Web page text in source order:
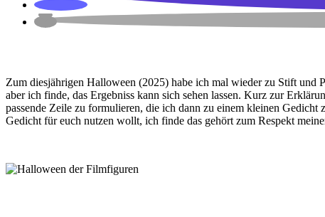
Zum diesjährigen Halloween (2025) habe ich mal wieder zu Stift und
aber ich finde, das Ergebniss kann sich sehen lassen. Kurz zur
passende Zeile zu formulieren, die ich dann zu einem kleinen Gedicht
Gedicht für euch nutzen wollt, ich finde das gehört zum Respekt